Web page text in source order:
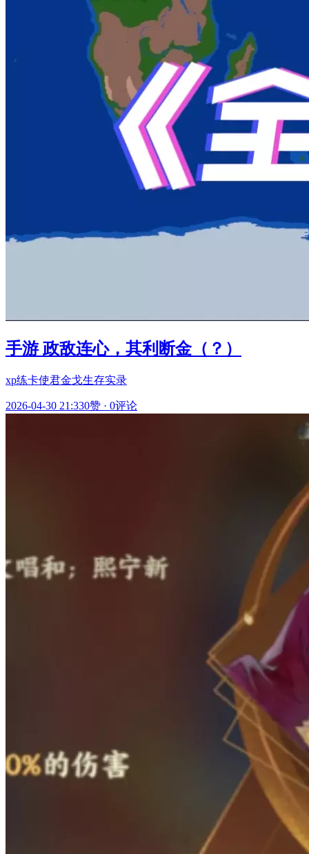
手游 政敌连心，其利断金（？）
xp练卡使君金戈生存实录
2026-04-30 21:330赞 · 0评论